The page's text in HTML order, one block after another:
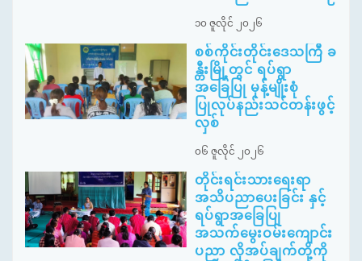
၁၀ ဇူလိုင် ၂၀၂၆
စစ်ကိုင်းတိုင်းဒေသကြီ ခ
န္တီးမြို့တွင် ရပ်ရွာ
အခြေပြု မုန့်မျိုးစုံ
ပြုလုပ်နည်းသင်တန်းဖွင့်
လှစ်
၀၆ ဇူလိုင် ၂၀၂၆
တိုင်းရင်းသားရေးရာ
အသိပညာပေးခြင်း နှင့်
ရပ်ရွာအခြေပြု
အသက်မွေးဝမ်းကျောင်း
ပညာ လိုအပ်ချက်တို့ကို